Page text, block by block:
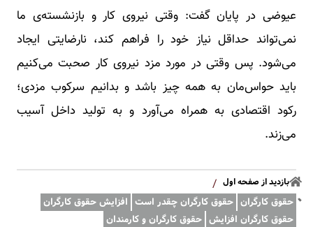
عیوضی در پایان گفت: وقتی نیروی کار و بازنشسته‌ی ما
نمی‌تواند حداقل نیاز خود را فراهم کند، نارضایتی ایجاد
می‌شود. پس وقتی در مورد مزد نیروی کار صحبت می‌کنیم
باید حواس‌مان به همه چیز باشد و بدانیم سرکوب مزدی؛
رکود اقتصادی به همراه می‌آورد و به تولید داخل آسیب
می‌زند.
بازدید از صفحه اول /
حقوق کارگران حقوق کارگران چقدر است افزایش حقوق کارگران
حقوق کارگران افزایش حقوق کارگران و کارمندان